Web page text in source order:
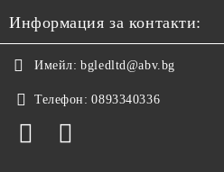
Информация за контакти:
Имейл: bgledltd@abv.bg
Телефон: 0893340336